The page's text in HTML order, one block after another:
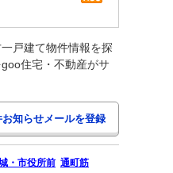
戸建て物件情報を探
住宅・不動産がサ
・市役所前 通町筋